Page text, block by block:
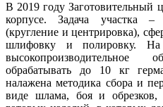
В 2019 году Заготовительный
корпусе. Задача участка –
(кругление и центрировка),
шлифовку и полировку. На
высокопроизводительное
обрабатывать до 10 кг
налажена методика сбора и
виде шлама, боя и обрезков,